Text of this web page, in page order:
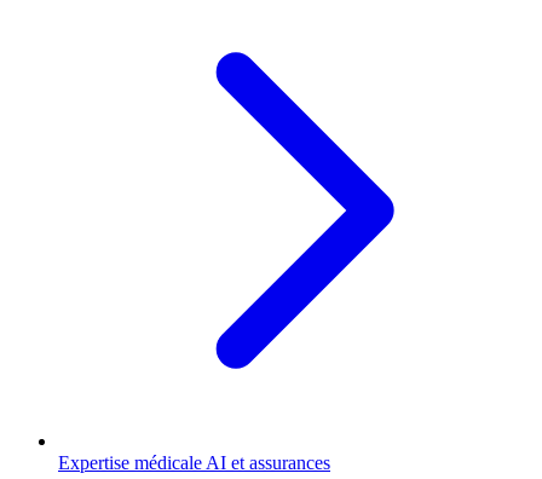
Expertise médicale AI et assurances